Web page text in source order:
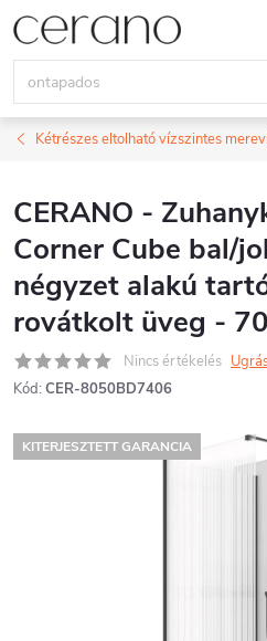
Ugrás
tartalomhoz
Kétrészes eltolható vízszintes
CERANO -
Corner Cube bal/
négyzet alakú
rovátkolt üveg -
Nincs értékelés
Kód: CER-8050BD7406
KITERJESZTETT GARANCIA